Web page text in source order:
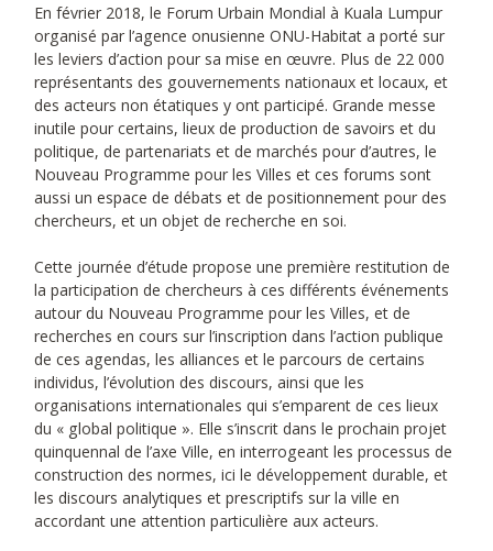
En février 2018, le Forum Urbain Mondial à Kuala Lumpur
organisé par l’agence onusienne ONU-Habitat a porté sur
les leviers d’action pour sa mise en œuvre. Plus de 22 000
représentants des gouvernements nationaux et locaux, et
des acteurs non étatiques y ont participé. Grande messe
inutile pour certains, lieux de production de savoirs et du
politique, de partenariats et de marchés pour d’autres, le
Nouveau Programme pour les Villes et ces forums sont
aussi un espace de débats et de positionnement pour des
chercheurs, et un objet de recherche en soi.
Cette journée d’étude propose une première restitution de
la participation de chercheurs à ces différents événements
autour du Nouveau Programme pour les Villes, et de
recherches en cours sur l’inscription dans l’action publique
de ces agendas, les alliances et le parcours de certains
individus, l’évolution des discours, ainsi que les
organisations internationales qui s’emparent de ces lieux
du « global politique ». Elle s’inscrit dans le prochain projet
quinquennal de l’axe Ville, en interrogeant les processus de
construction des normes, ici le développement durable, et
les discours analytiques et prescriptifs sur la ville en
accordant une attention particulière aux acteurs.